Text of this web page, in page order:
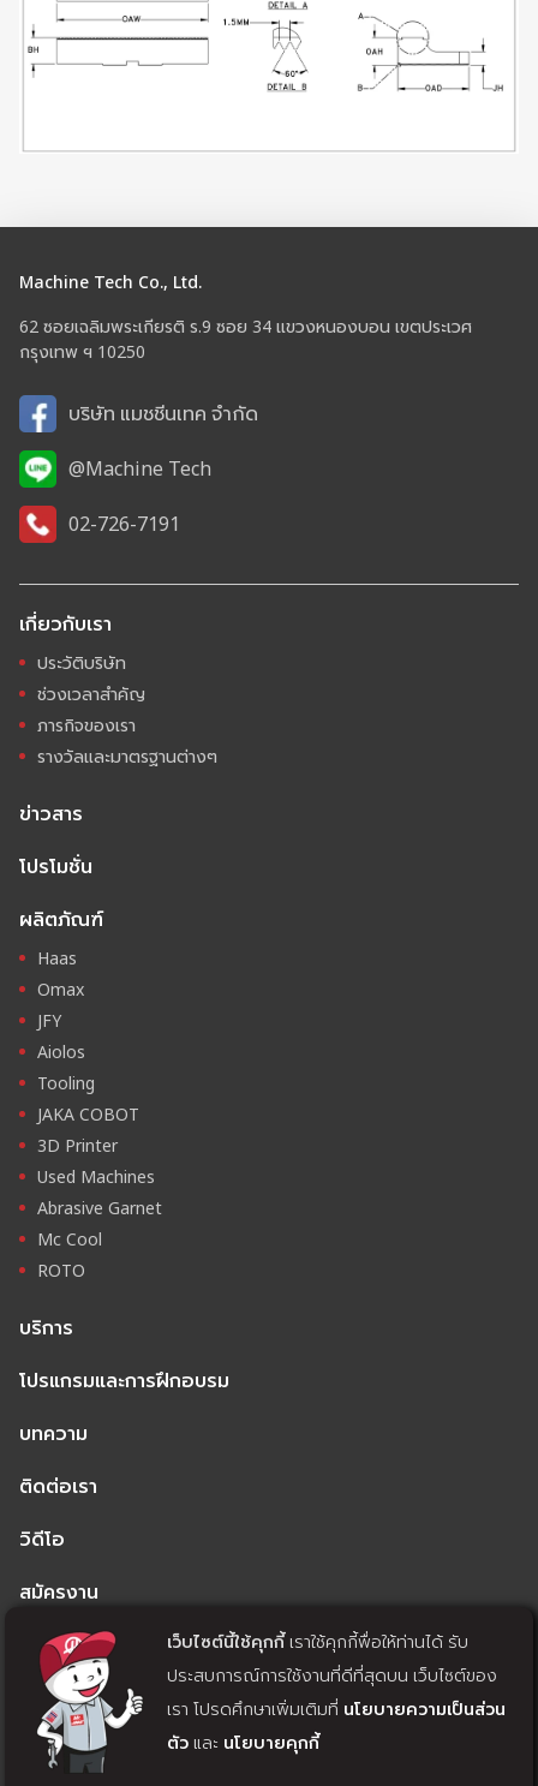
Machine Tech Co., Ltd.
62 ซอยเฉลิมพระเกียรติ ร.9 ซอย 34 แขวงหนองบอน เขตประเวศ
กรุงเทพ ฯ 10250
บริษัท แมชชีนเทค จำกัด
@Machine Tech
02-726-7191
เกี่ยวกับเรา
ประวัติบริษัท
ช่วงเวลาสำคัญ
ภารกิจของเรา
รางวัลและมาตรฐานต่างๆ
ข่าวสาร
โปรโมชั่น
ผลิตภัณฑ์
Haas
Omax
JFY
Aiolos
Tooling
JAKA COBOT
3D Printer
Used Machines
Abrasive Garnet
Mc Cool
ROTO
บริการ
โปรแกรมและการฝึกอบรม
บทความ
ติดต่อเรา
วิดีโอ
สมัครงาน
นโยบายความเป็นส่วนตัว
นโยบายคุกกี้
แจ้งถอนความยินยอม
เว็บไซต์นี้ใช้คุกกี้เราใช้คุกกี้พื่อให้ท่านได้ รับ
ประสบการณ์การใช้งานที่ดีที่สุดบน เว็บไซต์ของ
เรา โปรดศึกษาเพิ่มเติมที่ นโยบายความเป็นส่วน
ตัว และ นโยบายคุกกี้